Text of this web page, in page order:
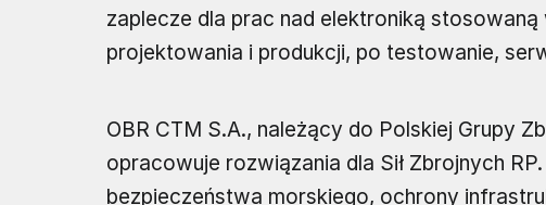
zaplecze dla prac nad elektroniką
projektowania i produkcji, po testowanie,
OBR CTM S.A., należący do Polskiej Grupy
opracowuje rozwiązania dla Sił Zbrojnych
bezpieczeństwa morskiego, ochrony